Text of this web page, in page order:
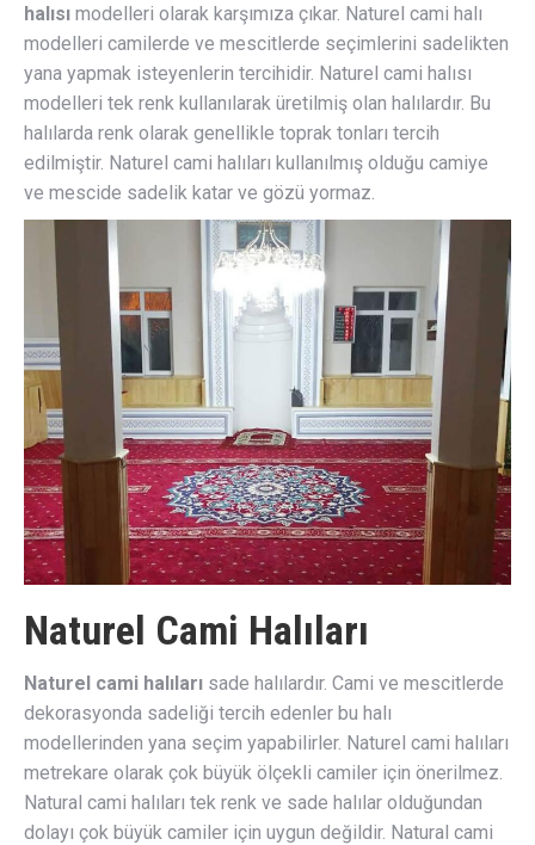
halısı modelleri olarak karşımıza çıkar. Naturel cami halı
modelleri camilerde ve mescitlerde seçimlerini sadelikten
yana yapmak isteyenlerin tercihidir. Naturel cami halısı
modelleri tek renk kullanılarak üretilmiş olan halılardır. Bu
halılarda renk olarak genellikle toprak tonları tercih
edilmiştir. Naturel cami halıları kullanılmış olduğu camiye
ve mescide sadelik katar ve gözü yormaz.
Naturel Cami Halıları
Naturel cami halıları sade halılardır. Cami ve mescitlerde
dekorasyonda sadeliği tercih edenler bu halı
modellerinden yana seçim yapabilirler. Naturel cami halıları
metrekare olarak çok büyük ölçekli camiler için önerilmez.
Natural cami halıları tek renk ve sade halılar olduğundan
dolayı çok büyük camiler için uygun değildir. Natural cami